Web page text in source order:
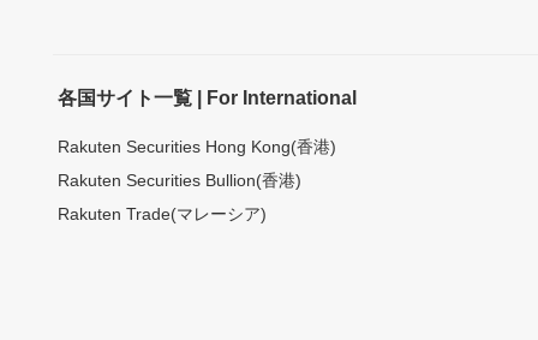
各国サイト一覧 | For International
Rakuten Securities Hong Kong(香港)
Rakuten Securities Bullion(香港)
Rakuten Trade(マレーシア)